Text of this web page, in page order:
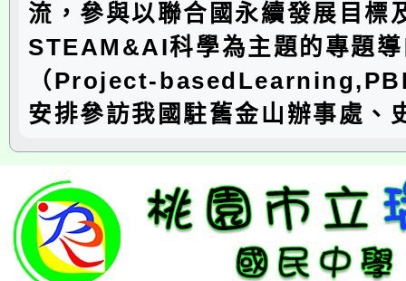
流，參與以聯合國永續發展目標
STEAM&AI科學為主題的專題
（Project-
安排參訪我國駐舊金山辦事處、